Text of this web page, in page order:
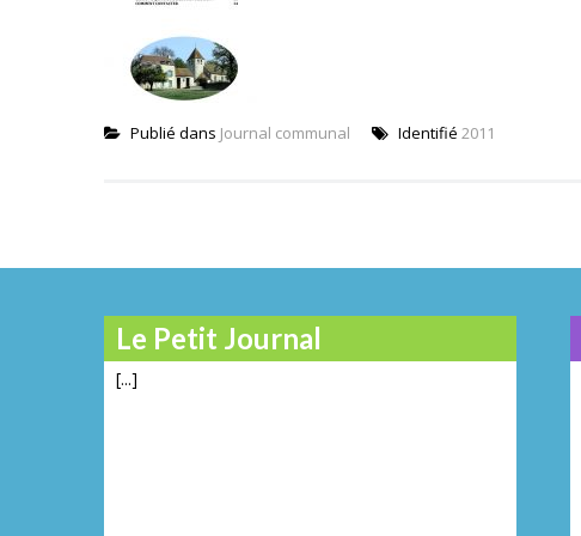
Publié dans Journal communal Identifié 2011
Le Petit Journal
[...]